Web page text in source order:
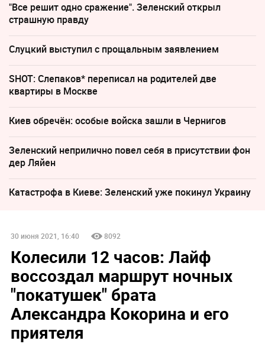
"Все решит одно сражение". Зеленский открыл
страшную правду
Слуцкий выступил с прощальным заявлением
SHOT: Слепаков* переписал на родителей две
квартиры в Москве
Киев обречён: особые войска зашли в Чернигов
Зеленский неприлично повел cебя в присутствии фон
дер Ляйен
Катастрофа в Киеве: Зеленский уже покинул Украину
30 июня 2021, 16:40 8092
Колесили 12 часов: Лайф
воссоздал маршрут ночных
"покатушек" брата
Александра Кокорина и его
приятеля